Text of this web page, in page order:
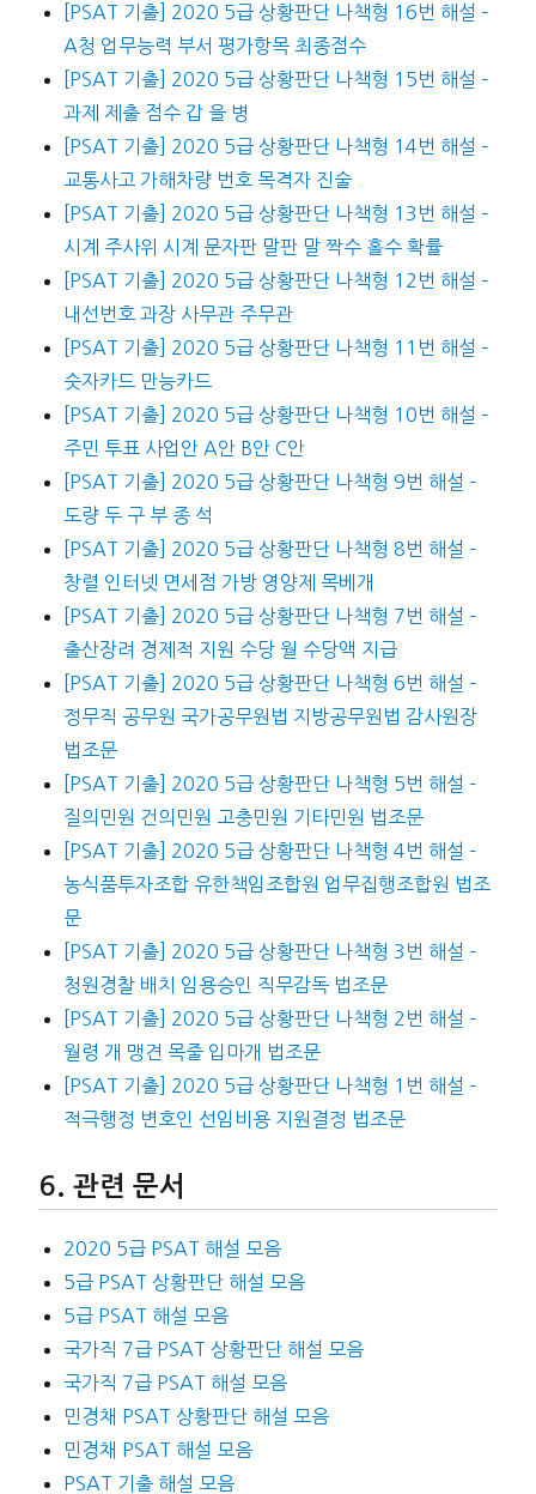
[PSAT 기출] 2020 5급 상황판단 나책형 16번 해설 –
A청 업무능력 부서 평가항목 최종점수
[PSAT 기출] 2020 5급 상황판단 나책형 15번 해설 –
과제 제출 점수 갑 을 병
[PSAT 기출] 2020 5급 상황판단 나책형 14번 해설 –
교통사고 가해차량 번호 목격자 진술
[PSAT 기출] 2020 5급 상황판단 나책형 13번 해설 –
시계 주사위 시계 문자판 말판 말 짝수 홀수 확률
[PSAT 기출] 2020 5급 상황판단 나책형 12번 해설 –
내선번호 과장 사무관 주무관
[PSAT 기출] 2020 5급 상황판단 나책형 11번 해설 –
숫자카드 만능카드
[PSAT 기출] 2020 5급 상황판단 나책형 10번 해설 –
주민 투표 사업안 A안 B안 C안
[PSAT 기출] 2020 5급 상황판단 나책형 9번 해설 –
도량 두 구 부 종 석
[PSAT 기출] 2020 5급 상황판단 나책형 8번 해설 –
창렬 인터넷 면세점 가방 영양제 목베개
[PSAT 기출] 2020 5급 상황판단 나책형 7번 해설 –
출산장려 경제적 지원 수당 월 수당액 지급
[PSAT 기출] 2020 5급 상황판단 나책형 6번 해설 –
정무직 공무원 국가공무원법 지방공무원법 감사원장
법조문
[PSAT 기출] 2020 5급 상황판단 나책형 5번 해설 –
질의민원 건의민원 고충민원 기타민원 법조문
[PSAT 기출] 2020 5급 상황판단 나책형 4번 해설 –
농식품투자조합 유한책임조합원 업무집행조합원 법조
문
[PSAT 기출] 2020 5급 상황판단 나책형 3번 해설 –
청원경찰 배치 임용승인 직무감독 법조문
[PSAT 기출] 2020 5급 상황판단 나책형 2번 해설 –
월령 개 맹견 목줄 입마개 법조문
[PSAT 기출] 2020 5급 상황판단 나책형 1번 해설 –
적극행정 변호인 선임비용 지원결정 법조문
관련 문서
2020 5급 PSAT 해설 모음
5급 PSAT 상황판단 해설 모음
5급 PSAT 해설 모음
국가직 7급 PSAT 상황판단 해설 모음
국가직 7급 PSAT 해설 모음
민경채 PSAT 상황판단 해설 모음
민경채 PSAT 해설 모음
PSAT 기출 해설 모음